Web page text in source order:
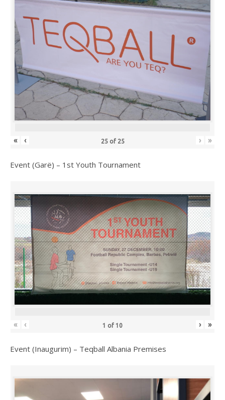
« ‹ 25of 25 › »
Event (Garë) – 1st Youth Tournament
« ‹ 1 of 10 › »
Event (Inaugurim) – Teqball Albania Premises